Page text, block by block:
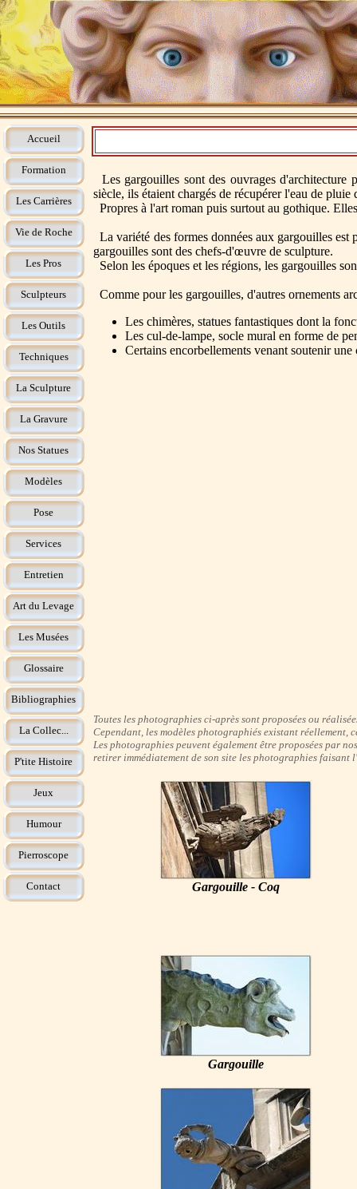
Accueil
Formation
Les Carrières
Vie de Roche
Les Pros
Sculpteurs
Les Outils
Techniques
La Sculpture
La Gravure
Nos Statues
Modèles
Pose
Services
Entretien
Art du Levage
Les Musées
Glossaire
Bibliographies
La Collec...
P'tite Histoire
Jeux
Humour
Pierroscope
Contact
Les gargouilles sont des ouvrages d'architecture
siècle, ils étaient chargés de récupérer l'eau de
Propres à l'art roman puis surtout au gothique.
La variété des formes données aux gargouilles
gargouilles sont des chefs-d'œuvre de sculpture.
Selon les époques et les régions, les gargouilles
Comme pour les gargouilles, d'autres ornements
Les chimères, statues fantastiques dont la
Les cul-de-lampe, socle mural en forme de
Certains encorbellements venant soutenir
Toutes les photographies ci-après sont proposées ou
Cependant, les modèles photographiés existant
Les photographies peuvent également être proposées par
retirer immédiatement de son site les photographies
Gargouille - Coq
Gargouille